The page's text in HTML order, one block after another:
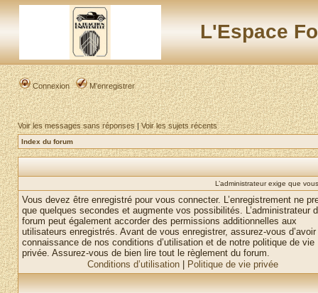
L'Espace
Connexion M’enregistrer
Voir les messages sans réponses|Voir les sujets récents
Index du forum
L’administrateur exige que
Vous devez être enregistré pour vous connecter. L’enregistrement ne
que quelques secondes et augmente vos possibilités. L’administrateur
forum peut également accorder des permissions additionnelles aux
utilisateurs enregistrés. Avant de vous enregistrer, assurez-vous
connaissance de nos conditions d’utilisation et de notre politique de vie
privée. Assurez-vous de bien lire tout le règlement du forum.
Conditions d’utilisation
Politique de vie privée